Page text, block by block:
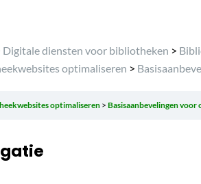
Digitale diensten voor bibliotheken >
optimaliseren >
optimaliseren Basisaanbevelingen